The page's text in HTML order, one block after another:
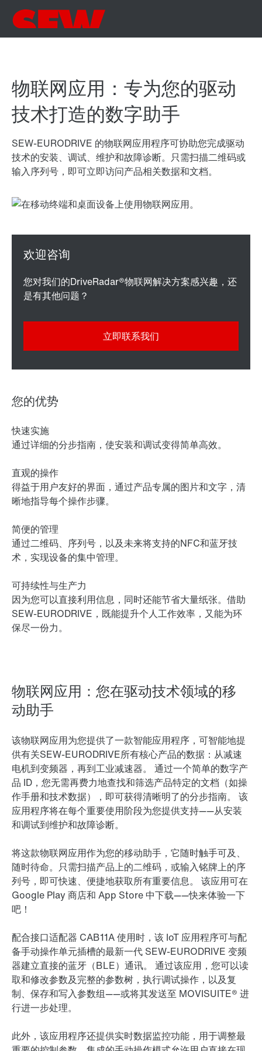
物联网应用：专为您的驱动
技术打造的数字助手
SEW-EURODRIVE 的物联网应用程序可协助您完成驱动
技术的安装、调试、维护和故障诊断。只需扫描二维码或
输入序列号，即可立即访问产品相关数据和文档。
物联网应用：您在驱动技术领域的移
动助手
该物联网应用为您提供了一款智能应用程序，可智能地提
供有关SEW-EURODRIVE所有核心产品的数据：从减速
电机到变频器，再到工业减速器。 通过一个简单的数字产
品 ID，您无需再费力地查找和筛选产品特定的文档（如操
作手册和技术数据），即可获得清晰明了的分步指南。 该
应用程序将在每个重要使用阶段为您提供支持——从安装
和调试到维护和故障诊断。
将这款物联网应用作为您的移动助手，它随时触手可及、
随时待命。只需扫描产品上的二维码，或输入铭牌上的序
列号，即可快速、便捷地获取所有重要信息。 该应用可在
Google Play 商店和 App Store 中下载——快来体验一下
吧！
配合接口适配器 CAB11A 使用时，该 IoT 应用程序可与配
备手动操作单元插槽的最新一代 SEW-EURODRIVE 变频
器建立直接的蓝牙（BLE）通讯。 通过该应用，您可以读
取和修改参数及完整的参数树，执行调试操作，以及复
制、保存和写入参数组——或将其发送至 MOVISUITE® 进
行进一步处理。
此外，该应用程序还提供实时数据监控功能，用于调整最
您对我们的DriveRadar®物联网解决方案感兴趣，还
是有其他问题？
立即联系我们
您的优势
快速实施
通过详细的分步指南，使安装和调试变得简单高效。
直观的操作
得益于用户友好的界面，通过产品专属的图片和文字，清
晰地指导每个操作步骤。
简便的管理
通过二维码、序列号，以及未来将支持的NFC和蓝牙技
术，实现设备的集中管理。
可持续性与生产力
因为您可以直接利用信息，同时还能节省大量纸张。借助
SEW-EURODRIVE，既能提升个人工作效率，又能为环
保尽一份力。